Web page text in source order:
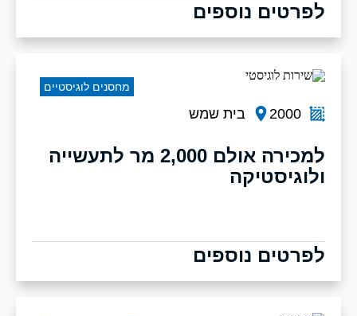
לפרטים נוספים
2000 בית שמש
למכירה אולם 2,000 מר לתעשייה
ולוגיסטיקה
לפרטים נוספים
מחסנים לוגיסטיים